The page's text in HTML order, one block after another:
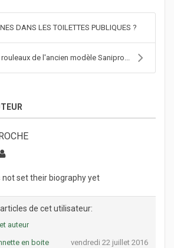
DANS LES TOILETTES PUBLIQUES ?
de l'ancien modèle Sanipro...
not set their biography yet
de cet utilisateur:
auteur
vendredi 22 juillet 2016
en boite